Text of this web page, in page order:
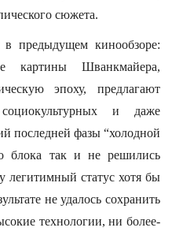
сюжета.
предыдущем кинообзоре:
картины Шванкмайера,
эпоху, предлагают
и даже
последней фазы “холодной
блока так и не решились
легитимный статус хотя бы
не удалось сохранить
технологии, ни более-